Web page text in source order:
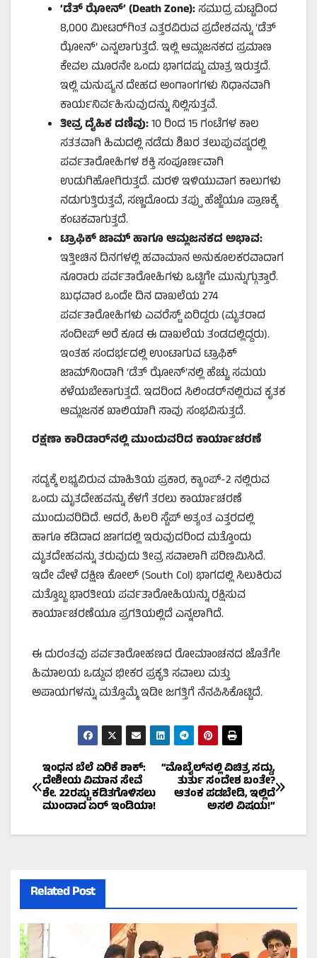
‘ಡೆತ್ ಝೋನ್’ (Death Zone):ಸಮುದ್ರ ಮಟ್ಟದಿಂದ
8,000 ಮೀಟರ್‌ಗಿಂತ ಎತ್ತರವಿರುವ ಪ್ರದೇಶವನ್ನು ‘ಡೆತ್
ಝೋನ್’ ಎನ್ನಲಾಗುತ್ತದೆ. ಇಲ್ಲಿ ಆಮ್ಲಜನಕದ ಪ್ರಮಾಣ
ಕೇವಲ ಮೂರನೇ ಒಂದು ಭಾಗದಷ್ಟು ಮಾತ್ರ ಇರುತ್ತದೆ.
ಇಲ್ಲಿ ಮನುಷ್ಯನ ದೇಹದ ಅಂಗಾಂಗಗಳು ನಿಧಾನವಾಗಿ
ಕಾರ್ಯನಿರ್ವಹಿಸುವುದನ್ನು ನಿಲ್ಲಿಸುತ್ತವೆ.
ತೀವ್ರ ದೈಹಿಕ ದಣಿವು:10 ರಿಂದ 15 ಗಂಟೆಗಳ ಕಾಲ
ಸತತವಾಗಿ ಹಿಮದಲ್ಲಿ ನಡೆದು ಶಿಖರ ತಲುಪುವಷ್ಟರಲ್ಲಿ
ಪರ್ವತಾರೋಹಿಗಳ ಶಕ್ತಿ ಸಂಪೂರ್ಣವಾಗಿ
ಉಡುಗಿಹೋಗಿರುತ್ತದೆ. ಮರಳಿ ಇಳಿಯುವಾಗ ಕಾಲುಗಳು
ನಡುಗುತ್ತಿರುತ್ತವೆ, ಸಣ್ಣದೊಂದು ತಪ್ಪು ಹೆಜ್ಜೆಯೂ ಪ್ರಾಣಕ್ಕೆ
ಕಂಟಕವಾಗುತ್ತದೆ.
ಟ್ರಾಫಿಕ್ ಜಾಮ್ ಹಾಗೂ ಆಮ್ಲಜನಕದ ಅಭಾವ:
ಇತ್ತೀಚಿನ ದಿನಗಳಲ್ಲಿ ಹವಾಮಾನ ಅನುಕೂಲಕರವಾದಾಗ
ನೂರಾರು ಪರ್ವತಾರೋಹಿಗಳು ಒಟ್ಟಿಗೇ ಮುನ್ನುಗ್ಗುತ್ತಾರೆ.
ಬುಧವಾರ ಒಂದೇ ದಿನ ದಾಖಲೆಯ 274
ಪರ್ವತಾರೋಹಿಗಳು ಎವರೆಸ್ಟ್ ಏರಿದ್ದರು (ಮೃತರಾದ
ಸಂದೀಪ್ ಅರೆ ಕೂಡ ಈ ದಾಖಲೆಯ ತಂಡದಲ್ಲಿದ್ದರು).
ಇಂತಹ ಸಂದರ್ಭದಲ್ಲಿ ಉಂಟಾಗುವ ಟ್ರಾಫಿಕ್
ಜಾಮ್‌ನಿಂದಾಗಿ ‘ಡೆತ್ ಝೋನ್’ನಲ್ಲಿ ಹೆಚ್ಚು ಸಮಯ
ಕಳೆಯಬೇಕಾಗುತ್ತದೆ. ಇದರಿಂದ ಸಿಲಿಂಡರ್‌ನಲ್ಲಿರುವ ಕೃತಕ
ಆಮ್ಲಜನಕ ಖಾಲಿಯಾಗಿ ಸಾವು ಸಂಭವಿಸುತ್ತದೆ.
ರಕ್ಷಣಾ ಕಾರಿಡಾರ್‌ನಲ್ಲಿ ಮುಂದುವರಿದ ಕಾರ್ಯಾಚರಣೆ
ಸದ್ಯಕ್ಕೆ ಲಭ್ಯವಿರುವ ಮಾಹಿತಿಯ ಪ್ರಕಾರ, ಕ್ಯಾಂಪ್-2 ನಲ್ಲಿರುವ
ಒಂದು ಮೃತದೇಹವನ್ನು ಕೆಳಗೆ ತರಲು ಕಾರ್ಯಾಚರಣೆ
ಮುಂದುವರಿದಿದೆ. ಆದರೆ, ಹಿಲರಿ ಸ್ಟೆಪ್ ಅತ್ಯಂತ ಎತ್ತರದಲ್ಲಿ
ಹಾಗೂ ಕಡಿದಾದ ಜಾಗದಲ್ಲಿ ಇರುವುದರಿಂದ ಮತ್ತೊಂದು
ಮೃತದೇಹವನ್ನು ತರುವುದು ತೀವ್ರ ಸವಾಲಾಗಿ ಪರಿಣಮಿಸಿದೆ.
ಇದೇ ವೇಳೆ ದಕ್ಷಿಣ ಕೋಲ್ (South Col) ಭಾಗದಲ್ಲಿ ಸಿಲುಕಿರುವ
ಮತ್ತೊಬ್ಬ ಭಾರತೀಯ ಪರ್ವತಾರೋಹಿಯನ್ನು ರಕ್ಷಿಸುವ
ಕಾರ್ಯಾಚರಣೆಯೂ ಪ್ರಗತಿಯಲ್ಲಿದೆ ಎನ್ನಲಾಗಿದೆ.
ಈ ದುರಂತವು ಪರ್ವತಾರೋಹಣದ ರೋಮಾಂಚನದ ಜೊತೆಗೇ
ಹಿಮಾಲಯ ಒಡ್ಡುವ ಭೀಕರ ಪ್ರಕೃತಿ ಸವಾಲು ಮತ್ತು
ಅಪಾಯಗಳನ್ನು ಮತ್ತೊಮ್ಮೆ ಇಡೀ ಜಗತ್ತಿಗೆ ನೆನಪಿಸಿಕೊಟ್ಟಿದೆ.
Post
navigation
“ಮೊಬೈಲ್‌ನಲ್ಲಿ ವಿಚಿತ್ರ ಸದ್ದು,
ತುರ್ತು ಸಂದೇಶ ಬಂತೇ?
ಆತಂಕ ಪಡಬೇಡಿ, ಇಲ್ಲಿದೆ
ಅಸಲಿ ವಿಷಯ!”
ಇಂಧನ ಬೆಲೆ ಏರಿಕೆ ಶಾಕ್:
ದೇಶೀಯ ವಿಮಾನ ಸೇವೆ
ಶೇ. 22ರಷ್ಟು ಕಡಿತಗೊಳಿಸಲು
ಮುಂದಾದ ಏರ್ ಇಂಡಿಯಾ!
Related Post